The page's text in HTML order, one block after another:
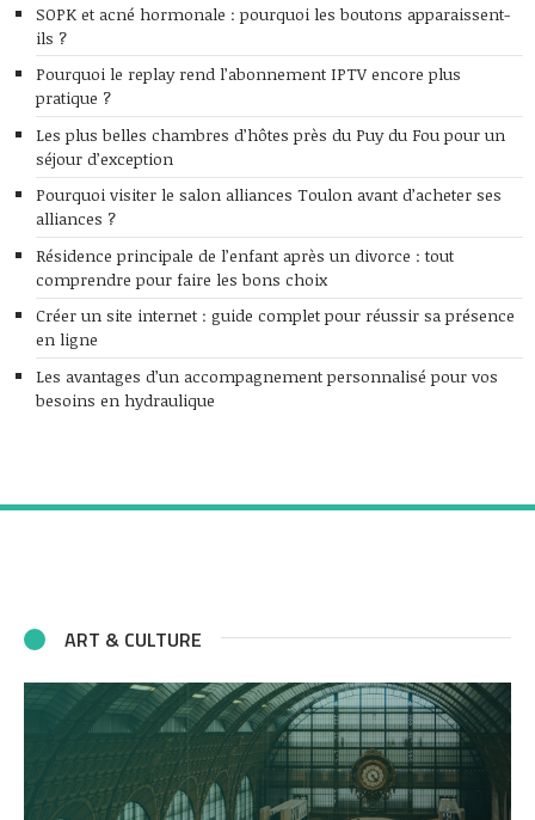
SOPK et acné hormonale : pourquoi les boutons apparaissent-
ils ?
Pourquoi le replay rend l’abonnement IPTV encore plus
pratique ?
Les plus belles chambres d’hôtes près du Puy du Fou pour un
séjour d’exception
Pourquoi visiter le salon alliances Toulon avant d’acheter ses
alliances ?
Résidence principale de l’enfant après un divorce : tout
comprendre pour faire les bons choix
Créer un site internet : guide complet pour réussir sa présence
en ligne
Les avantages d’un accompagnement personnalisé pour vos
besoins en hydraulique
ART & CULTURE